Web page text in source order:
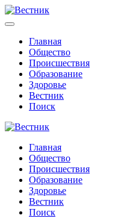
Главная
Общество
Происшествия
Образование
Здоровье
Вестник
Поиск
Главная
Общество
Происшествия
Образование
Здоровье
Вестник
Поиск